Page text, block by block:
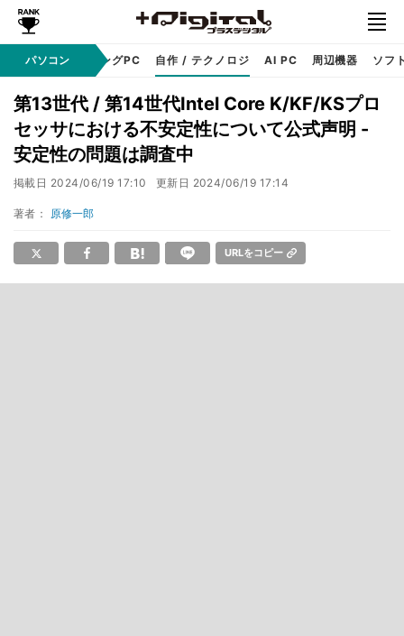
パソコン
PC本体 ゲーミングPC 自作 / テクノロジ AI PC 周辺機器 ソフ
第13世代 / 第14世代Intel Core K/KF/KSプロ
セッサにおける不安定性について公式声明 -
安定性の問題は調査中
掲載日 2024/06/19 17:10 更新日 2024/06/19 17:14
著者： 原修一郎
URLをコピー